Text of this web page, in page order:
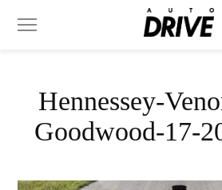
Hennessey-
Goodwood-17-